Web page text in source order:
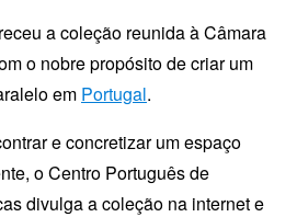
a coleção reunida àCâmara
o nobre propósito de criar um
em Portugal.
e concretizar um espaço
o Centro Português de
divulga a coleção na internet e